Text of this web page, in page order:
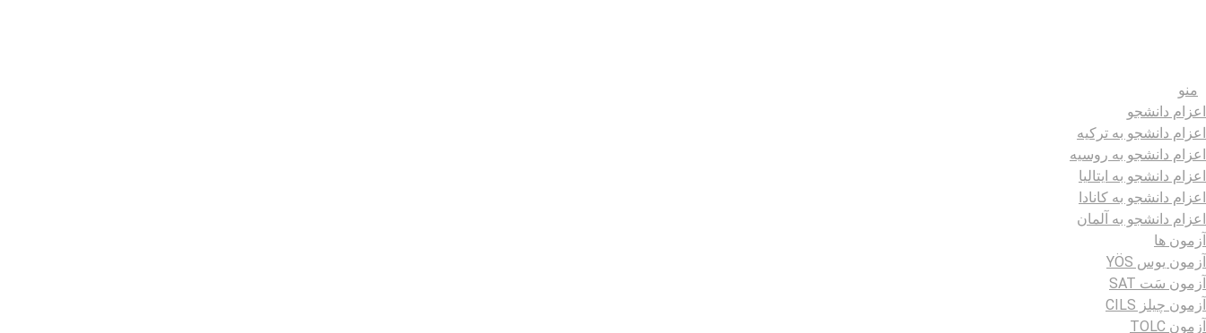
منو
اعزام دانشجو
اعزام دانشجو به ترکیه
اعزام دانشجو به روسیه
اعزام دانشجو به ایتالیا
اعزام دانشجو به کانادا
اعزام دانشجو به آلمان
آزمون ها
آزمون یوس YÖS
آزمون سَت SAT
آزمون چیلز CILS‌
آزمون TOLC